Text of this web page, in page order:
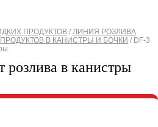
ПРОДУКТОВ / ЛИНИЯ РОЗЛИВА
В КАНИСТРЫ И БОЧКИ / DF-3
розлива в канистры